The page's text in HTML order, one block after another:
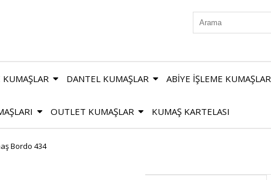
DANTEL KUMAŞLAR ABİYE İŞLEME KUMAŞLAR
OUTLET KUMAŞLAR KUMAŞ KARTELASI
Bordo 434